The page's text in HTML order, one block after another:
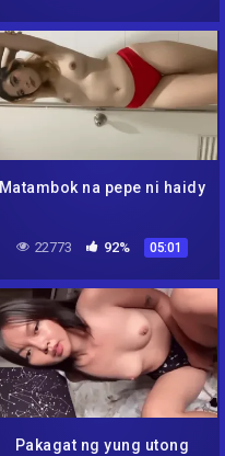
Matambok na pepe ni haidy
22773 92% 05:01
Pakagat ng yung utong